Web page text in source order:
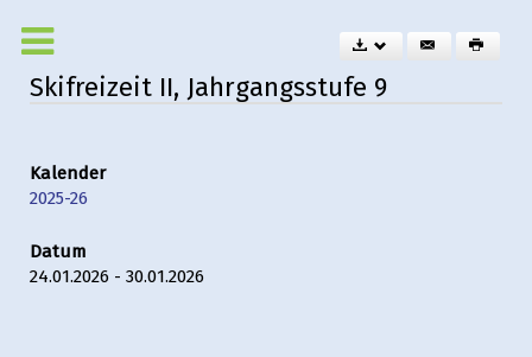
Skifreizeit II, Jahrgangsstufe 9
Kalender
2025-26
Datum
24.01.2026 - 30.01.2026